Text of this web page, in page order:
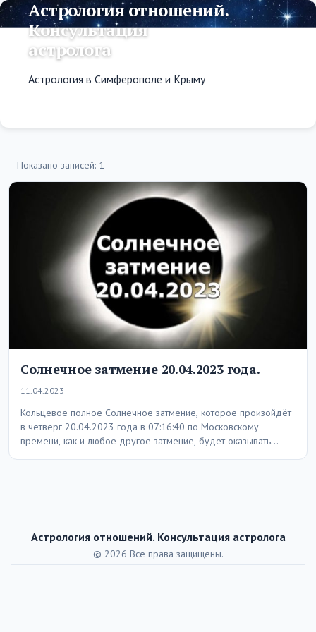
Астрология отношений.
Консультация
астролога
Астрология в Симферополе и Крыму
Показано записей: 1
Солнечное затмение 20.04.2023 года.
11.04.2023
Кольцевое полное Солнечное затмение, которое произойдёт
в четверг 20.04.2023 года в 07:16:40 по Московскому
времени, как и любое другое затмение, будет оказывать…
Астрология отношений. Консультация астролога
© 2026 Все права защищены.